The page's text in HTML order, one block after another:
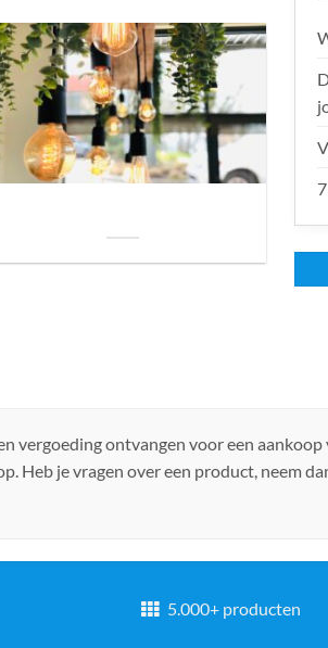
ontvangen voor een
Heb je vragen over een product, neem
5.000+ producten